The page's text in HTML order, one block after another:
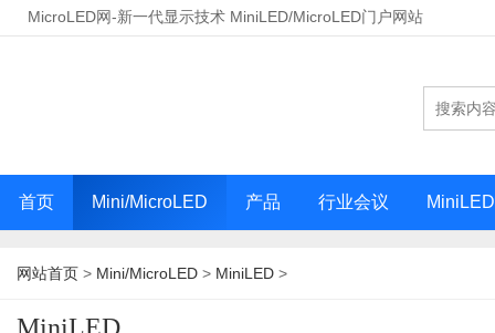
MicroLED网-新一代显示技术 MiniLED/MicroLED门户网站
首页 Mini/MicroLED 产品 行业会议
网站首页 > Mini/MicroLED > MiniLED >